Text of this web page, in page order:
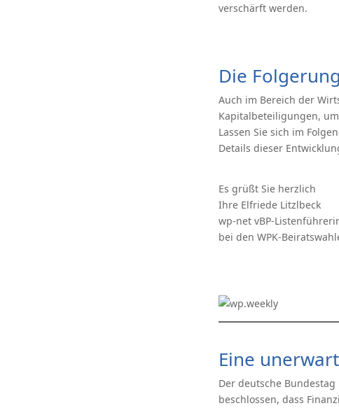
verschärft werden.
Die
Auch im Bereich der
Kapitalbeteiligungen,
Lassen Sie sich im
Details dieser
Es grüßt Sie herzlich
Ihre Elfriede Litzlbeck
wp-net vBP-
bei den WPK-
Eine
Der deutsche
beschlossen, dass